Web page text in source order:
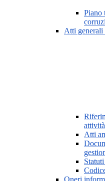
Piano
Atti generali
attività
Atti